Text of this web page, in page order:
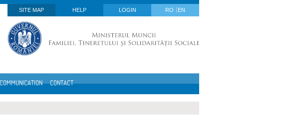
SITE MAP
HELP LOGIN RO EN
CONTACT